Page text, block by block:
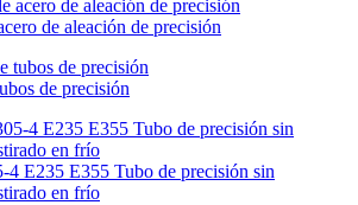
de aleación de precisión
de precisión
4 E235 E355 Tubo de precisión sin
en frío